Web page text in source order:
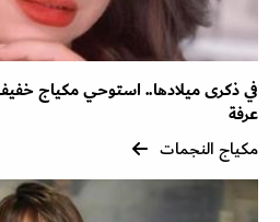
في ذكرى ميلادها.. استوحي مكياج
عرفة
مكياج النجمات